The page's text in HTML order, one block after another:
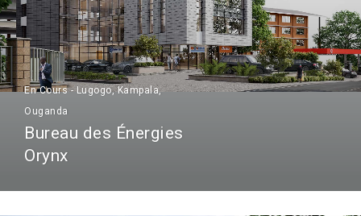
En Cours - Lugogo, Kampala,
Ouganda
Bureau des Énergies
Orynx